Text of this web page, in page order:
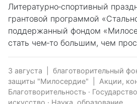
Литературно‑спортивный
грантовой программой
поддержанный фондом
стать чем‑то большим, чем
3 августа
благотворительный
защиты "Милосердие"
Акции,
Благотворительность ·
искусство · Наука, образование